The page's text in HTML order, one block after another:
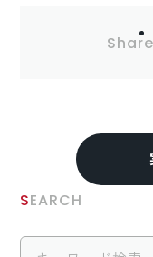
Share
SEARCH